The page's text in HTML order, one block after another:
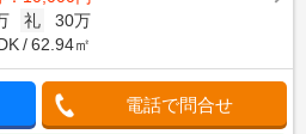
礼
30万
62.94㎡
電話で問合せ